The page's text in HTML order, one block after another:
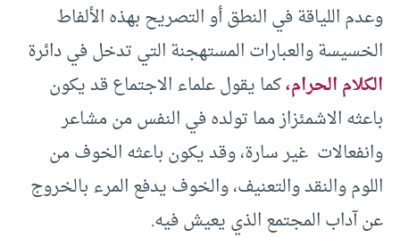
وعدم اللياقة في النطق أو التصريح بهذه الألفاط
الخسيسة والعبارات المستهجنة التي تدخل في دائرة
الكلام الحرام،كما يقول علماء الاجتماع قد يكون
باعثه الاشمئزاز مما تولده في النفس من مشاعر
وانفعالات غير سارة، وقد يكون باعثه الخوف من
اللوم والنقد والتعنيف، والخوف يدفع المرء بالخروج
عن آداب المجتمع الذي يعيش فيه.